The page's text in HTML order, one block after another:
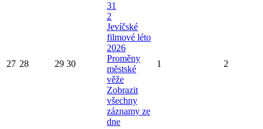
27 28 29 30
31
2
Jevíčské
filmové léto
2026
Proměny
městské
věže
Zobrazit
všechny
záznamy ze
dne
1 2